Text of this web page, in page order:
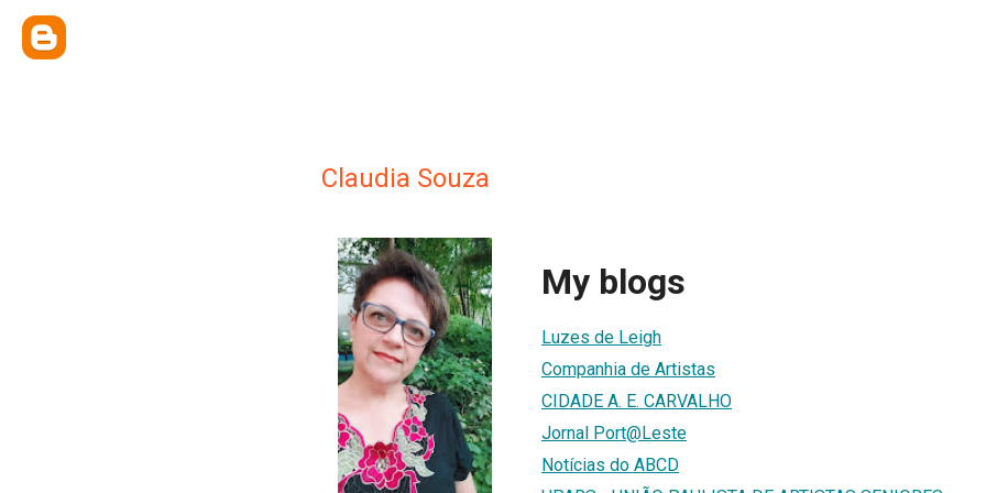
Claudia Souza
My blogs
Luzes de Leigh
Companhia de Artistas
CIDADE A. E. CARVALHO
Jornal Port@Leste
Notícias do ABCD